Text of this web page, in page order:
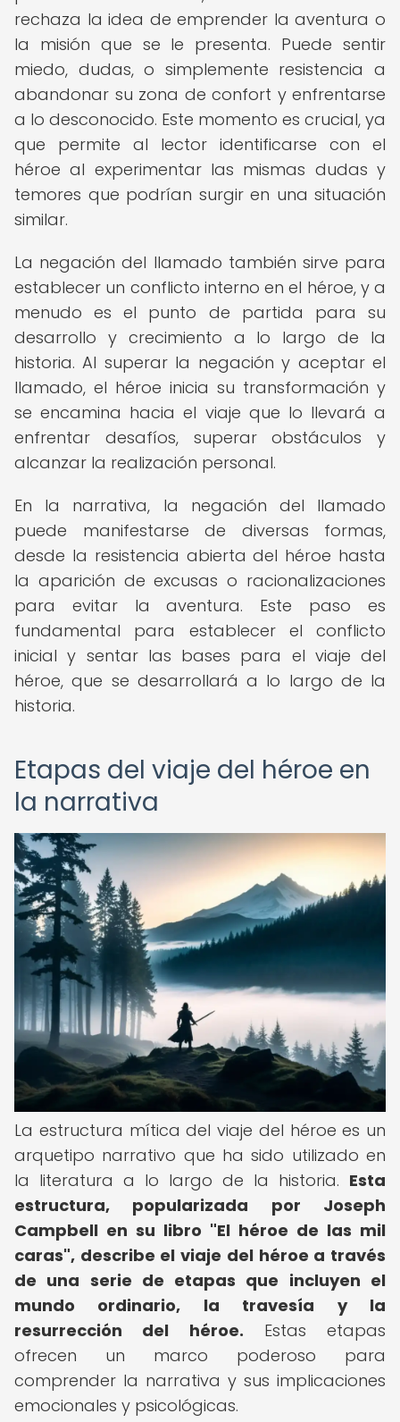
rechaza la idea de emprender la aventura o
la misión que se le presenta. Puede sentir
miedo, dudas, o simplemente resistencia a
abandonar su zona de confort y enfrentarse
a lo desconocido. Este momento es crucial, ya
que permite al lector identificarse con el
héroe al experimentar las mismas dudas y
temores que podrían surgir en una situación
similar.
La negación del llamado también sirve para
establecer un conflicto interno en el héroe, y a
menudo es el punto de partida para su
desarrollo y crecimiento a lo largo de la
historia. Al superar la negación y aceptar el
llamado, el héroe inicia su transformación y
se encamina hacia el viaje que lo llevará a
enfrentar desafíos, superar obstáculos y
alcanzar la realización personal.
En la narrativa, la negación del llamado
puede manifestarse de diversas formas,
desde la resistencia abierta del héroe hasta
la aparición de excusas o racionalizaciones
para evitar la aventura. Este paso es
fundamental para establecer el conflicto
inicial y sentar las bases para el viaje del
héroe, que se desarrollará a lo largo de la
historia.
Etapas del viaje del héroe en
la narrativa
La estructura mítica del viaje del héroe es un
arquetipo narrativo que ha sido utilizado en
la literatura a lo largo de la historia. Esta
estructura, popularizada por Joseph
Campbell en su libro "El héroe de las mil
caras", describe el viaje del héroe a través
de una serie de etapas que incluyen el
mundo ordinario, la travesía y la
resurrección del héroe. Estas etapas
ofrecen un marco poderoso para
comprender la narrativa y sus implicaciones
emocionales y psicológicas.